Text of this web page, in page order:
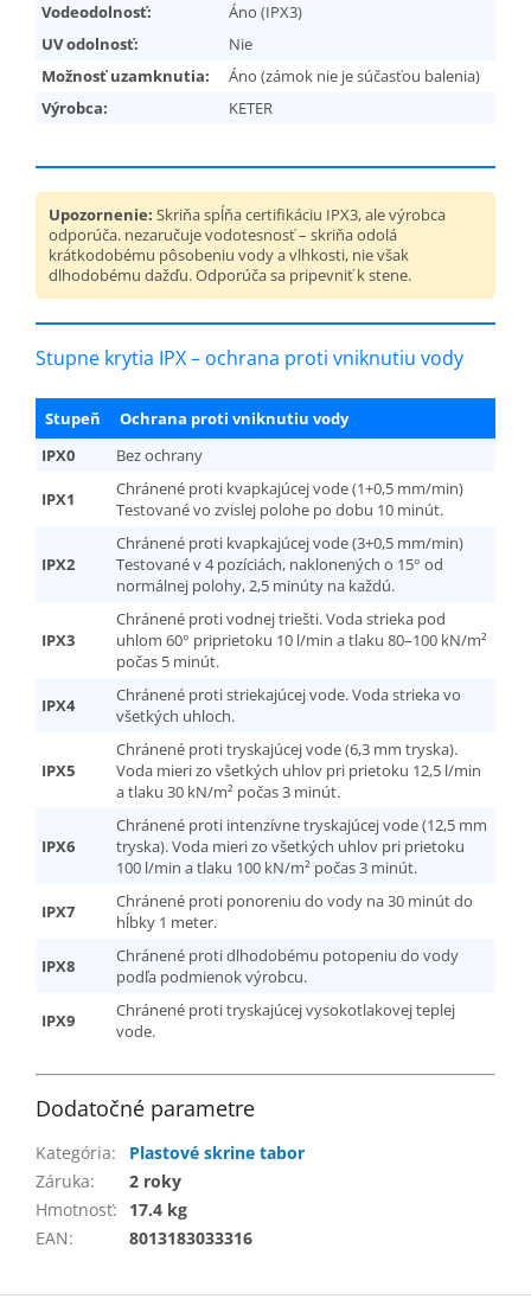
Vodeodolnosť:
Áno (IPX3)
UV odolnosť:
Nie
Možnosť uzamknutia:
Áno (zámok nie je súčasťou balenia)
Výrobca:
KETER
Upozornenie: Skriňa spĺňa certifikáciu IPX3, ale výrobca
odporúča. nezaručuje vodotesnosť – skriňa odolá
krátkodobému pôsobeniu vody a vlhkosti, nie však
dlhodobému dažďu. Odporúča sa pripevniť k stene.
Stupne krytia IPX – ochrana proti vniknutiu vody
Stupeň
Ochrana proti vniknutiu vody
IPX0
Bez ochrany
IPX1
Chránené proti kvapkajúcej vode (1+0,5 mm/min)
Testované vo zvislej polohe po dobu 10 minút.
IPX2
Chránené proti kvapkajúcej vode (3+0,5 mm/min)
Testované v 4 pozíciách, naklonených o 15° od
normálnej polohy, 2,5 minúty na každú.
IPX3
Chránené proti vodnej triešti. Voda strieka pod
uhlom 60° priprietoku 10 l/min a tlaku 80–100 kN/m²
počas 5 minút.
IPX4
Chránené proti striekajúcej vode. Voda strieka vo
všetkých uhloch.
IPX5
Chránené proti tryskajúcej vode (6,3 mm tryska).
Voda mieri zo všetkých uhlov pri prietoku 12,5 l/min
a tlaku 30 kN/m² počas 3 minút.
IPX6
Chránené proti intenzívne tryskajúcej vode (12,5 mm
tryska). Voda mieri zo všetkých uhlov pri prietoku
100 l/min a tlaku 100 kN/m² počas 3 minút.
IPX7
Chránené proti ponoreniu do vody na 30 minút do
hĺbky 1 meter.
IPX8
Chránené proti dlhodobému potopeniu do vody
podľa podmienok výrobcu.
IPX9
Chránené proti tryskajúcej vysokotlakovej teplej
vode.
Dodatočné parametre
Kategória:
Plastové skrine tabor
Záruka:
2 roky
Hmotnosť:
17.4 kg
EAN: 8013183033316